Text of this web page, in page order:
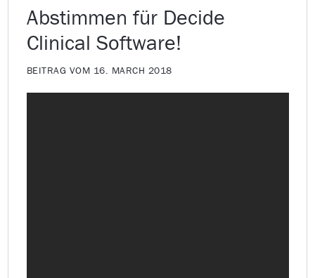
Abstimmen für Decide
Clinical Software!
BEITRAG VOM 16. MARCH 2018